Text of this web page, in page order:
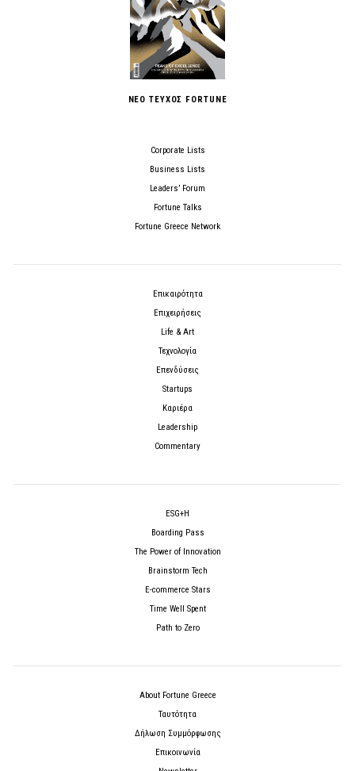
ΝΕΟ ΤΕΥΧΟΣ FORTUNE
Corporate Lists
Business Lists
Leaders’ Forum
Fortune Talks
Fortune Greece Network
Επικαιρότητα
Επιχειρήσεις
Life & Art
Τεχνολογία
Επενδύσεις
Startups
Καριέρα
Leadership
Commentary
ESG+H
Boarding Pass
The Power of Innovation
Brainstorm Tech
E-commerce Stars
Time Well Spent
Path to Zero
About Fortune Greece
Ταυτότητα
Δήλωση Συμμόρφωσης
Επικοινωνία